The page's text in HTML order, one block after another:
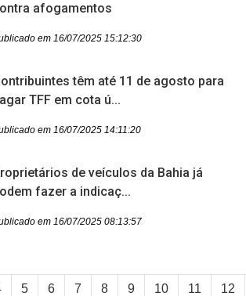
afogamentos
em 16/07/2025 15:12:30
têm até 11 de agosto para
TFF em cota ú...
em 16/07/2025 14:11:20
de veículos da Bahia já
fazer a indicaç...
em 16/07/2025 08:13:57
5 6 7 8 9 10 11 12